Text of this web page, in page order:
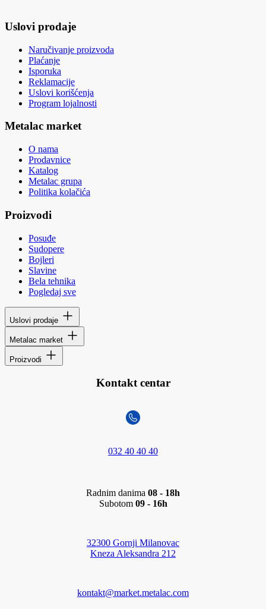
Uslovi prodaje
Naručivanje proizvoda
Plaćanje
Isporuka
Reklamacije
Uslovi korišćenja
Program lojalnosti
Metalac market
O nama
Prodavnice
Katalog
Metalac grupa
Politika kolačića
Proizvodi
Posuđe
Sudopere
Bojleri
Slavine
Bela tehnika
Pogledaj sve
Uslovi prodaje
Metalac market
Proizvodi
Kontakt centar
032 40 40 40
Radnim danima 08 - 18h
Subotom 09 - 16h
32300 Gornji Milanovac
Kneza Aleksandra 212
kontakt@market.metalac.com